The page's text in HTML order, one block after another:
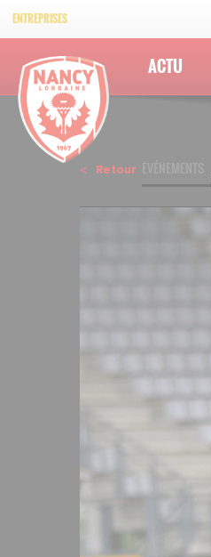
ENTREPRISES
ACTU
Retour